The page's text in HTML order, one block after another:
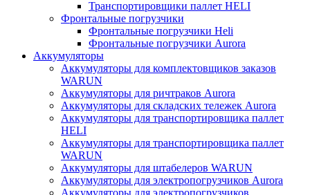
Транспортировщики паллет HELI
Фронтальные погрузчики
Фронтальные погрузчики Heli
Фронтальные погрузчики Aurora
Аккумуляторы
Аккумуляторы для комплектовщиков заказов
WARUN
Аккумуляторы для ричтраков Aurora
Аккумуляторы для складских тележек Aurora
Аккумуляторы для транспортировщика паллет
HELI
Аккумуляторы для транспортировщика паллет
WARUN
Аккумуляторы для штабелеров WARUN
Аккумуляторы для электропогрузчиков Aurora
Аккумуляторы для электропогрузчиков